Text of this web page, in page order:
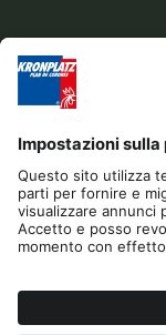
Editoria Privacy